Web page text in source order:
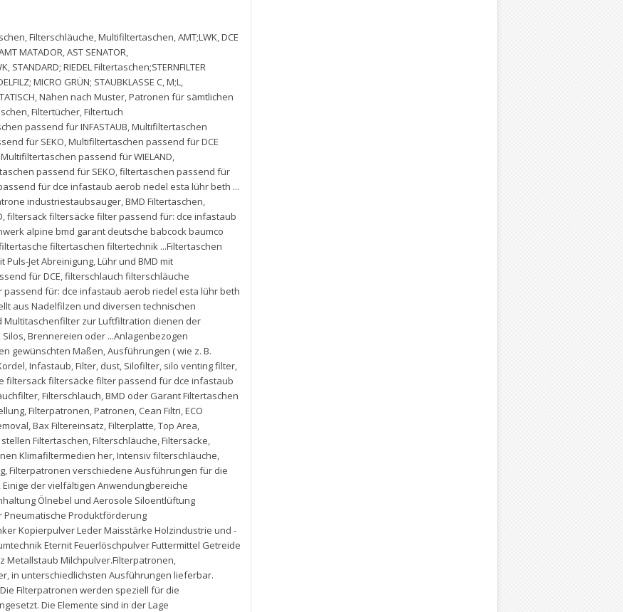
,Filterschläuche,Multifiltertaschen,AMT;LWK,DCE
MATADOR,AST SENATOR,
, STANDARD; RIEDEL Filtertaschen;STERNFILTER
MICRO GRÜN; STAUBKLASSE C,M;L,
,Nähen nach Muster,Patronen für sämtlichen
,Filtertücher,Filtertuch
passend für INFASTAUB,Multifiltertaschen
für SEKO,Multifiltertaschen passend für DCE
Multifiltertaschen passend für WIELAND,
passend für SEKO,filtertaschen passend für
für dce infastaub aerob riedel esta lühr beth ...
industriestaubsauger,BMD Filtertaschen,
,filtersack filtersäcke filter passend für: dce infastaub
alpine bmd garant deutsche babcock baumco
filtertaschen filtertechnik ...Filtertaschen
Puls-Jet Abreinigung,Lühr und BMD mit
für DCE,filterschlauch filterschläuche
für: dce infastaub aerob riedel esta lühr beth
aus Nadelfilzen und diversen technischen
Multitaschenfilter zur Luftfiltration dienen der
, Silos,Brennereien oder ...Anlagenbezogen
gewünschten Maßen,Ausführungen ( wie z. B.
,Infastaub,Filter, dust, Silofilter, silo venting filter,
filtersack filtersäcke filter passend für dce infastaub
,Filterschlauch,BMD oder Garant Filtertaschen
,Filterpatronen,Patronen, Cean Filtri,ECO
,Bax Filtereinsatz,Filterplatte,Top Area,
Filtertaschen,Filterschläuche,Filtersäcke,
Klimafiltermedien her,Intensiv filterschläuche,
,Filterpatronen verschiedene Ausführungen für die
,Einige der vielfältigen Anwendungbereiche
Ölnebel und Aerosole Siloentlüftung
Produktförderung
Kopierpulver Leder Maisstärke Holzindustrie und -
Eternit Feuerlöschpulver Futtermittel Getreide
Metallstaub Milchpulver.Filterpatronen,
,in unterschiedlichsten Ausführungen lieferbar.
Die Filterpatronen werden speziell für die
Die Elemente sind in der Lage